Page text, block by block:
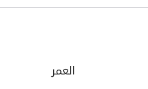
العمر